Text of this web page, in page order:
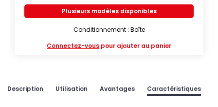
Plusieurs modèles disponibles
Conditionnement : Boîte
Connectez-vous pour ajouter au panier
Description Utilisation Avantages Caractéristiques